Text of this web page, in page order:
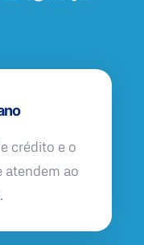
crédito e o
atendem ao